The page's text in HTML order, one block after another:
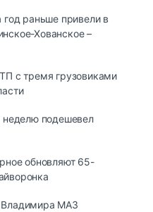
год раньше привели в
Хованское –
с тремя грузовиками
неделю подешевел
обновляют 65-
Владимира МАЗ